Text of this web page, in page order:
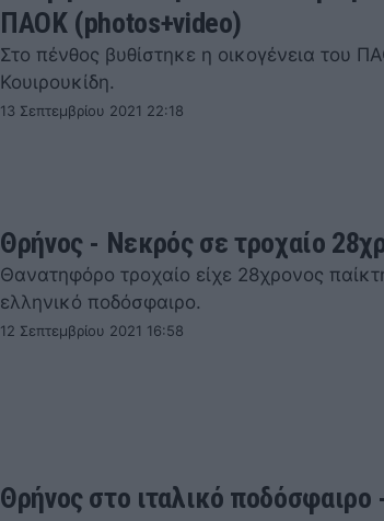
ΠΑΟΚ (photos+video)
Στο πένθος βυθίστηκε η οικογένεια του
Κουιρουκίδη.
13 Σεπτεμβρίου 2021 22:18
Θρήνος - Νεκρός σε τροχαίο
Θανατηφόρο τροχαίο είχε 28χρονος
ελληνικό ποδόσφαιρο.
12 Σεπτεμβρίου 2021 16:58
Θρήνος στο ιταλικό